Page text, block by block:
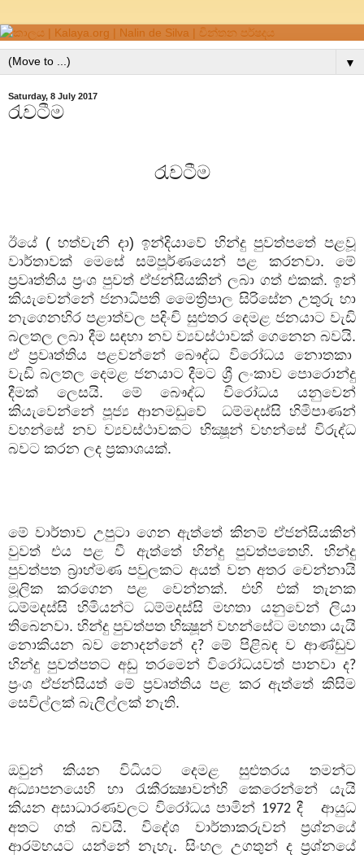
▼
Saturday, 8 July 2017
රැවටීම
රැවටීම
ඊයේ ( හත්වැනි දා) ඉන්දියාවේ හින්දු පුවත්පතේ පළවූ
වාර්තාවක් මෙසේ සම්පූර්ණයෙන් පළ කරනවා. මේ
ප්‍රවෘත්තිය ප්‍රංශ පුවත් ඒජන්සියකින් ලබා ගත් එකක්. ඉන්
කියැවෙන්නේ ජනාධිපති මෛත්‍රිපාල සිරිසේන උතුරු හා
නැගෙනහිර පළාත්වල පදිංචි සුළුතර දෙමළ ජනයාට වැඩි
බලතල ලබා දීම සඳහා නව ව්‍යවස්ථාවක් ගෙනෙන බවයි.
ඒ ප්‍රවෘත්තිය පළවන්නේ බෞද්ධ විරෝධය නොතකා
වැඩි බලතල දෙමළ ජනයාට දීමට ශ්‍රී ලංකාව පොරොන්දු
දීමක් ලෙසයි. මේ බෞද්ධ විරෝධය යනුවෙන්
කියැවෙන්නේ පූජ්‍ය ආනමඩුවේ
ධම්මදස්සි හිමිපාණන්
වහන්සේ නව ව්‍යවස්ථාවකට භික්‍ෂූන් වහන්සේ විරුද්ධ
බවට කරන ලද ප්‍රකාශයක්.
මේ වාර්තාව උපුටා ගෙන ඇත්තේ කිනම් ඒජන්සියකින්
වුවත් එය පළ වී ඇත්තේ හින්දු පුවත්පතෙහි. හින්දු
පුවත්පත බ්‍රාහ්මණ පවුලකට අයත් වන අතර චෙන්නායි
මූලික කරගෙන පළ වෙන්නක්. එහි එක් තැනක
ධම්මදස්සි හිමියන්ට ධම්මදස්සි මහතා යනුවෙන් ලියා
තිබෙනවා. හින්දු පුවත්පත භික්‍ෂූන් වහන්සේට මහතා යැයි
නොකියන බව නොදන්නේ ද? මේ පිළිබඳ ව ආණ්ඩුව
හින්දු පුවත්පතට අඩු තරමෙන් විරෝධයවත් පානවා ද?
ප්‍රංශ ඒජන්සියත් මේ ප්‍රවෘත්තිය පළ කර ඇත්තේ කිසිම
සෙවිල්ලක් බැලිල්ලක් නැති.
ඔවුන් කියන විධියට දෙමළ සුළුතරය තමන්ට
අධ්‍යාපනයෙහි හා රැකීරක්‍ෂාවන්හි කෙරෙන්නේ යැයි
කියන අසාධාරණවලට විරෝධය පාමින් 1972දී
ආයුධ
අතට ගත් බවයි. විදේශ වාර්තාකරුවන් ප්‍රශ්නයේ
ආරම්භයට යන්නේ නැහැ. සිංහල උගතුන් ද ප්‍රශ්නයේ